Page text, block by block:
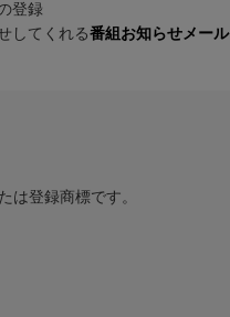
登録
してくれる番組お知らせメール
は登録商標です。